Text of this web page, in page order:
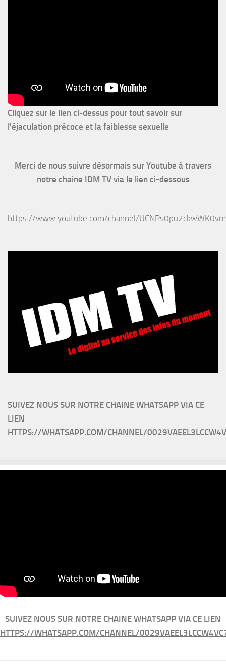
Cliquez sur le lien ci-dessus pour tout savoir sur
l'éjaculation précoce et la faiblesse sexuelle
Merci de nous suivre désormais sur Youtube à travers
notre chaine IDM TV via le lien ci-dessous
https://www.youtube.com/channel/
SUIVEZ NOUS SUR NOTRE CHAINE WHATSAPP VIA CE
LIEN
HTTPS://WHATSAPP.COM/CHANNEL/
SUIVEZ NOUS SUR NOTRE CHAINE WHATSAPP VIA CE LIEN
HTTPS://WHATSAPP.COM/CHANNEL/